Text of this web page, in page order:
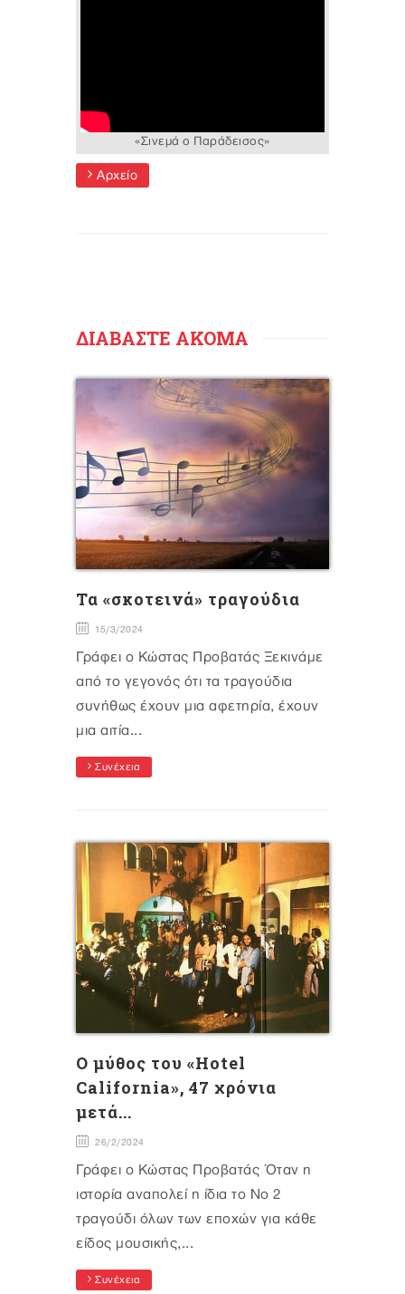
«Σινεμά ο Παράδεισος»
Αρχείο
ΔΙΑΒΑΣΤΕ ΑΚΟΜΑ
Τα «σκοτεινά» τραγούδια
15/3/2024
Γράφει ο Κώστας Προβατάς Ξεκινάμε
από το γεγονός ότι τα τραγούδια
συνήθως έχουν μια αφετηρία, έχουν
μια αιτία...
Συνέχεια
Ο μύθος του «Hotel
California», 47 χρόνια
μετά...
26/2/2024
Γράφει ο Κώστας Προβατάς Όταν η
ιστορία αναπολεί η ίδια το Νο 2
τραγούδι όλων των εποχών για κάθε
είδος μουσικής,...
Συνέχεια